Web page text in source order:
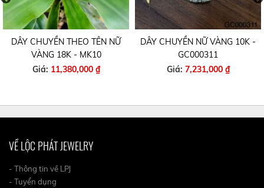
DÂY CHUYỀN THEO TÊN NỮ
VÀNG 18K - MK10
Giá: 11,380,000 ₫
DÂY CHUYỀN NỮ VÀNG 10K -
GC000311
Giá: 7,231,000 ₫
VỀ LỘC PHÁT JEWELRY
- Thông tin về LPJ
- Tuyển dụng